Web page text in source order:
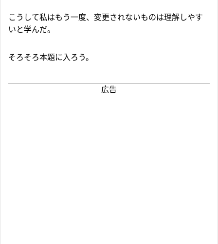
こうして私はもう一度、変更されないものは理解しやす
いと学んだ。
そろそろ本題に入ろう。
広告